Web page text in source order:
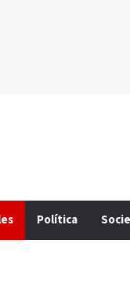
Política